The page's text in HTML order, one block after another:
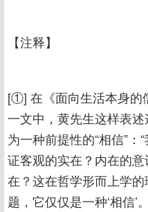
【注释】
[①] 在《面向生活本身的
一文中，黄先生这样表
为一种前提性的“相信”
证客观的实在？内在的
在？这在哲学形而上学
题，它仅仅是一种‘相信’